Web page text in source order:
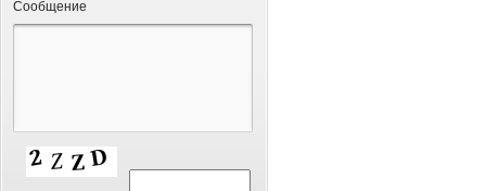
Сообщение